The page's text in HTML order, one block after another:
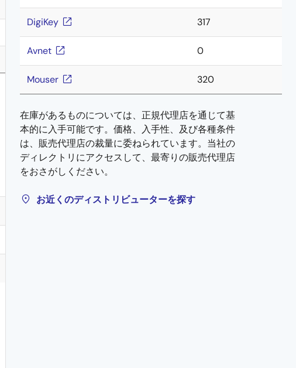
DigiKey 317
Avnet 0
Mouser 320
在庫があるものについては、正規代理店を通じて基
本的に入手可能です。価格、入手性、及び各種条件
は、販売代理店の裁量に委ねられています。当社の
ディレクトリにアクセスして、最寄りの販売代理店
をおさがしください。
お近くのディストリビューターを探す